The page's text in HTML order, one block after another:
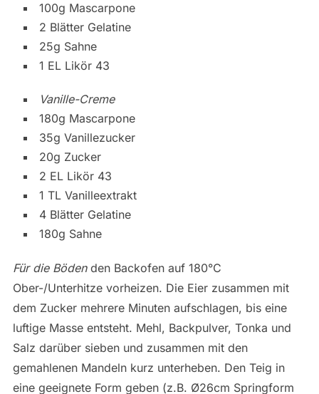
100g Mascarpone
2 Blätter Gelatine
25g Sahne
1 EL Likör 43
Vanille-Creme
180g Mascarpone
35g Vanillezucker
20g Zucker
2 EL Likör 43
1 TL Vanilleextrakt
4 Blätter Gelatine
180g Sahne
Für die Bödenden Backofen auf 180°C
Ober-/Unterhitze vorheizen. Die Eier zusammen mit
dem Zucker mehrere Minuten aufschlagen, bis eine
luftige Masse entsteht. Mehl, Backpulver, Tonka und
Salz darüber sieben und zusammen mit den
gemahlenen Mandeln kurz unterheben. Den Teig in
eine geeignete Form geben (z.B. Ø26cm Springform